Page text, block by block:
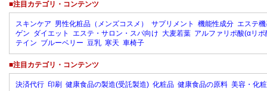
■注目カテゴリ・コンテンツ
スキンケア 男性化粧品（メンズコスメ） サプリメント 機能性成分 エステ
ゲン ダイエット エステ・サロン・スパ向け 大麦若葉 アルファリポ酸(αリポ
テイン ブルーベリー 豆乳 寒天 車椅子
■注目カテゴリ・コンテンツ
決済代行 印刷 健康食品の製造(受託製造) 化粧品 健康食品の原料 美容・化